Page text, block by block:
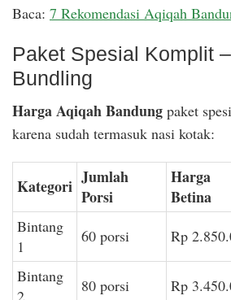
Baca: 7 Rekomendasi Aqiqah
Paket Spesial Komplit
Bundling
Harga Aqiqah Bandung paket
karena sudah termasuk nasi kotak:
Kategori Jumlah
Porsi
Harga
Betina
Bintang
1
60 porsi Rp
Bintang
2
80 porsi Rp